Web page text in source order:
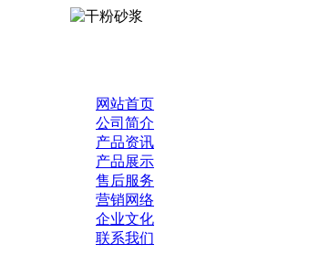
网站首页
公司简介
产品资讯
产品展示
售后服务
营销网络
企业文化
联系我们